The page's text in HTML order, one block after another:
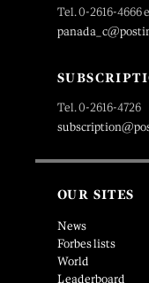
Tel. 0-2616-4666
Tel. 0-2616-4726
OUR SITES
News
Forbes lists
World
Leaderboard